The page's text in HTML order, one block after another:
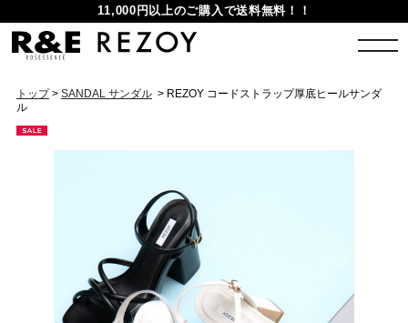
11,000円以上のご購入で送料無料！！
トップ > SANDAL サンダル> REZOY コードストラップ厚底ヒールサンダ
ル